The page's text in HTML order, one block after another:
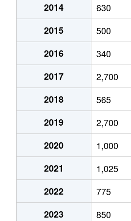
2014
630
2015
500
2016
340
2017
2,700
2018
565
2019
2,700
2020
1,000
2021
1,025
2022
775
2023
850